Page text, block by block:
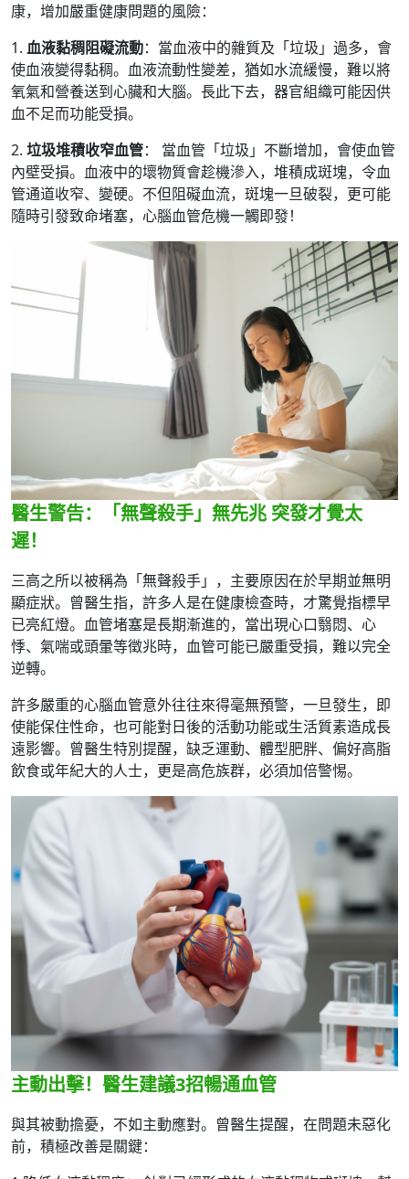
康，增加嚴重健康問題的風險：
1. 血液黏稠阻礙流動：當血液中的雜質及「垃圾」過多，會
使血液變得黏稠。血液流動性變差，猶如水流緩慢，難以將
氧氣和營養送到心臟和大腦。長此下去，器官組織可能因供
血不足而功能受損。
2. 垃圾堆積收窄血管： 當血管「垃圾」不斷增加，會使血管
內壁受損。血液中的壞物質會趁機滲入，堆積成斑塊，令血
管通道收窄、變硬。不但阻礙血流，斑塊一旦破裂，更可能
隨時引發致命堵塞，心腦血管危機一觸即發！
醫生警告：「無聲殺手」無先兆 突發才覺太
遲！
三高之所以被稱為「無聲殺手」，主要原因在於早期並無明
顯症狀。曾醫生指，許多人是在健康檢查時，才驚覺指標早
已亮紅燈。血管堵塞是長期漸進的，當出現心口翳悶、心
悸、氣喘或頭暈等徵兆時，血管可能已嚴重受損，難以完全
逆轉。
許多嚴重的心腦血管意外往往來得毫無預警，一旦發生，即
使能保住性命，也可能對日後的活動功能或生活質素造成長
遠影響。曾醫生特別提醒，缺乏運動、體型肥胖、偏好高脂
飲食或年紀大的人士，更是高危族群，必須加倍警惕。
主動出擊！醫生建議3招暢通血管
與其被動擔憂，不如主動應對。曾醫生提醒，在問題未惡化
前，積極改善是關鍵：